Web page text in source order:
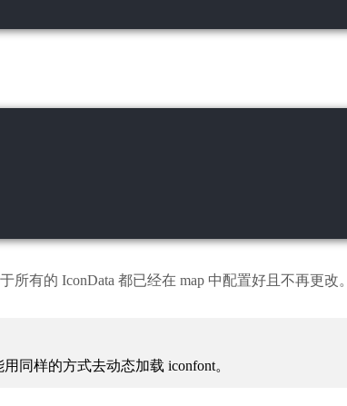
有的 IconData 都已经在 map 中配置好且不再更改。
同样的方式去动态加载 iconfont。